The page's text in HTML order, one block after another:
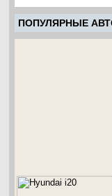
ПОПУЛЯРНЫЕ